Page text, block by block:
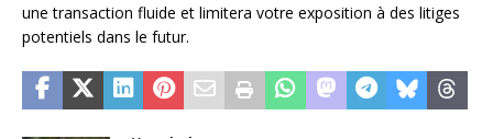
une transaction fluide et limitera votre exposition à des litiges
potentiels dans le futur.